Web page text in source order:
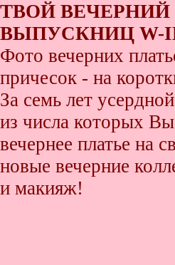
ТВОЙ
ВЫПУСКНИЦ W-
Фото вечерних
причесок - на
За семь лет
из числа которых Вы
вечернее платье на
новые вечерние
и макияж!